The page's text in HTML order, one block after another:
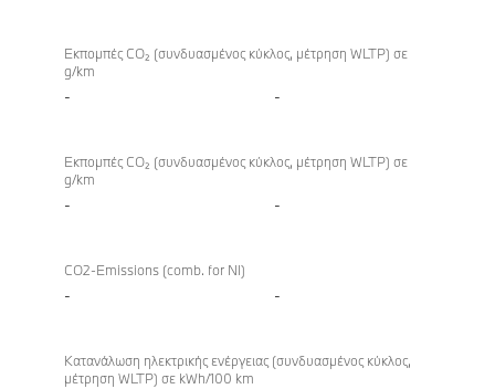
Εκπομπές CO₂ (συνδυασμένος κύκλος, μέτρηση WLTP) σε
g/km
- -
Εκπομπές CO₂ (συνδυασμένος κύκλος, μέτρηση WLTP) σε
g/km
- -
CO2-Emissions (comb. for NI)
- -
Κατανάλωση ηλεκτρικής ενέργειας (συνδυασμένος κύκλος,
μέτρηση WLTP) σε kWh/100 km